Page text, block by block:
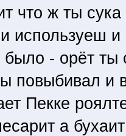
что ж ты
используеш
было - орёт ты
повыбивал и
Пекке
а бухаит